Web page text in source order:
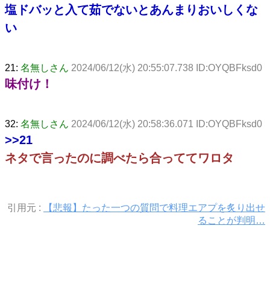
塩ドバッと入て茹でないとあんまりおいしくな
い
21: 名無しさん 2024/06/12(水) 20:55:07.738 ID:OYQBFksd0
味付け！
32: 名無しさん 2024/06/12(水) 20:58:36.071 ID:OYQBFksd0
>>21
ネタで言ったのに調べたら合っててワロタ
引用元 :
【悲報】たった一つの質問で料理エアプを炙り出せ
ることが判明…